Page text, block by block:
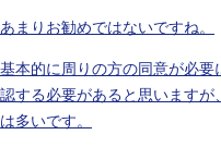
あまりお勧めではないですね。
基本的に周りの方の同意が必
認する必要があると思います
は多いです。